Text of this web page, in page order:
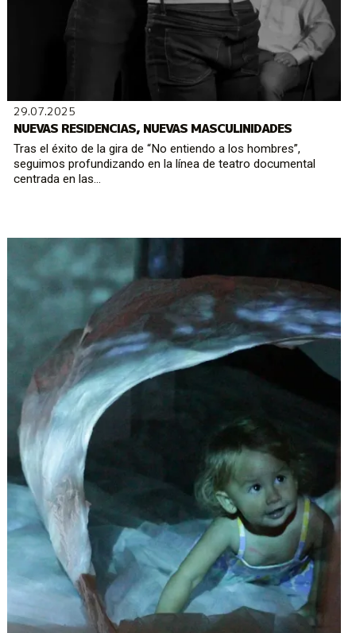
29.07.2025
NUEVAS RESIDENCIAS, NUEVAS MASCULINIDADES
Tras el éxito de la gira de “No entiendo a los hombres”,
seguimos profundizando en la línea de teatro documental
centrada en las...